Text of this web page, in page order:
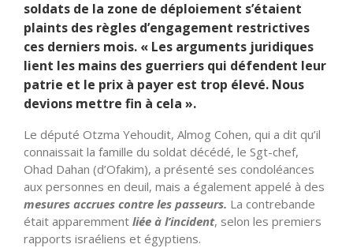
soldats de la zone de déploiement s’étaient
plaints des règles d’engagement restrictives
ces derniers mois. « Les arguments juridiques
lient les mains des guerriers qui défendent leur
patrie et le prix à payer est trop élevé. Nous
devions mettre fin à cela ».
Le député Otzma Yehoudit, Almog Cohen, qui a dit qu’il
connaissait la famille du soldat décédé, le Sgt-chef,
Ohad Dahan (d’Ofakim), a présenté ses condoléances
aux personnes en deuil, mais a également appelé à des
mesures accrues contre les passeurs. La contrebande
était apparemment liée à l’incident, selon les premiers
rapports israéliens et égyptiens.